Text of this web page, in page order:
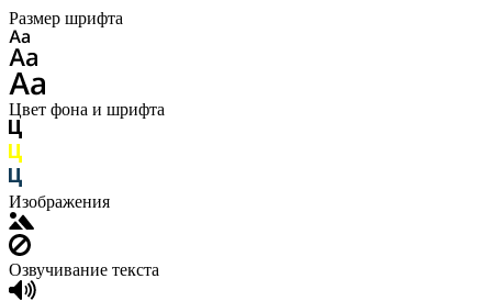
Размер шрифта
Цвет фона и шрифта
Изображения
Озвучивание текста